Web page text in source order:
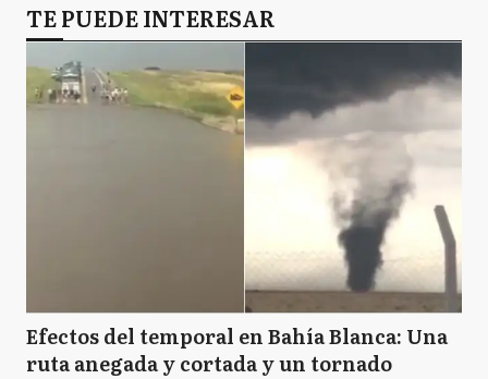
TE PUEDE INTERESAR
Efectos del temporal en Bahía Blanca: Una
ruta anegada y cortada y un tornado